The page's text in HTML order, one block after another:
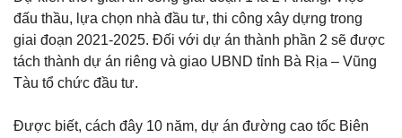
đấu thầu, lựa chọn nhà đầu tư, thi công xây dựng trong
giai đoạn 2021-2025. Đối với dự án thành phần 2 sẽ được
tách thành dự án riêng và giao UBND tỉnh Bà Rịa – Vũng
Tàu tổ chức đầu tư.
Được biết, cách đây 10 năm, dự án đường cao tốc Biên